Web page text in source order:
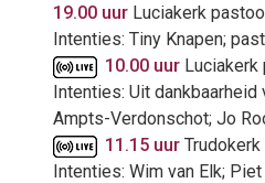
19.00 uur Luciakerk
Intenties: Tiny Knapen;
10.00 uur Luciakerk
Intenties: Uit
Ampts-Verdonschot; Jo
11.15 uur
Intenties: Wim van Elk;